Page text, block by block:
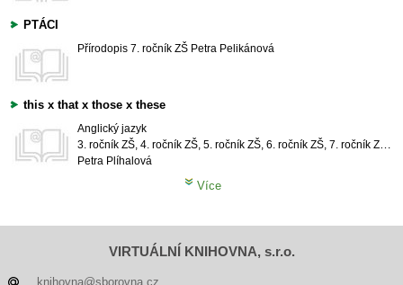
PTÁCI
Přírodopis 7. ročník ZŠ Petra Pelikánová
this x that x those x these
Anglický jazyk
3. ročník ZŠ, 4. ročník ZŠ, 5. ročník ZŠ, 6. ročník ZŠ, 7. ročník ZŠ, 8. ročník ZŠ
Petra Plíhalová
Více
VIRTUÁLNÍ KNIHOVNA, s.r.o.
knihovna@sborovna.cz